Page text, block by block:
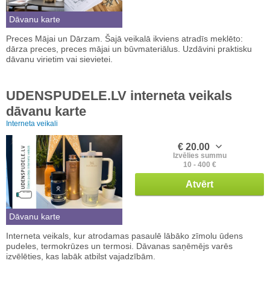
Dāvanu karte
Preces Mājai un Dārzam. Šajā veikalā ikviens atradīs meklēto:
dārza preces, preces mājai un būvmateriālus. Uzdāvini praktisku
dāvanu virietim vai sievietei.
UDENSPUDELE.LV interneta veikals
dāvanu karte
Interneta veikali
Dāvanu karte
€ 20.00
Izvēlies summu
10 - 400 €
Atvērt
Interneta veikals, kur atrodamas pasaulē lābāko zīmolu ūdens
pudeles, termokrūzes un termosi. Dāvanas saņēmējs varēs
izvēlēties, kas labāk atbilst vajadzībām.